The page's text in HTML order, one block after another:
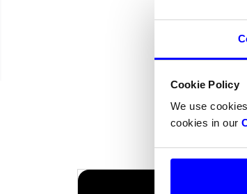
Cookie Policy
We use
cookies in our